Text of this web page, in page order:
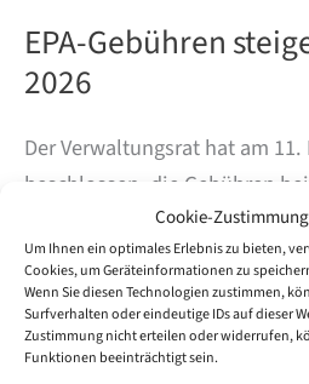
Cookie-
Um Ihnen ein optimales Erlebnis zu bieten,
Cookies, um Geräteinformationen zu
Wenn Sie diesen Technologien zustimmen,
Surfverhalten oder eindeutige IDs auf dieser
Zustimmung nicht erteilen oder widerrufen,
Funktionen beeinträchtigt sein.
EPA-Gebühren
2026
Der Verwaltungsrat hat am 11.
beschlossen, die Gebühren
Patentamt zum 1. April 2026
sind vor allem wichtige
Erteilungsverfahren sowie die
anhängige europäische